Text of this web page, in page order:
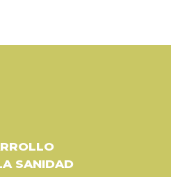
SANIDAD